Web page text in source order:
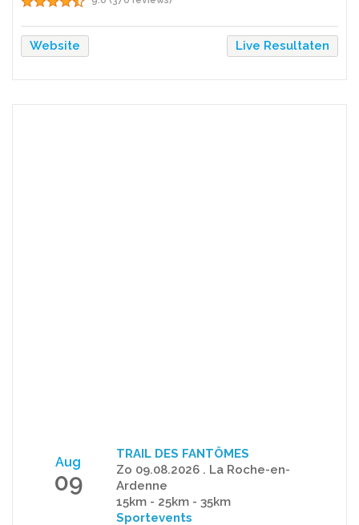
Website Live Resultaten
Aug
09
TRAIL DES FANTÔMES
Zo 09.08.2026 . La Roche-en-
Ardenne
15km - 25km - 35km
Sportevents